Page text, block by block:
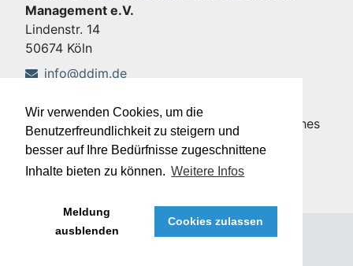
Wir verwenden Cookies, um die
Benutzerfreundlichkeit zu steigern und
besser auf Ihre Bedürfnisse zugeschnittene
Inhalte bieten zu können. Weitere Infos
Meldung
ausblenden
Cookies zulassen
Management e.V.
Lindenstr. 14
50674 Köln
info@ddim.de
Copyright © DDIM - Dachgesellschaft Deutsches
Interim Management e.V.
Impressum|Datenschutz
Meffert job eXchange